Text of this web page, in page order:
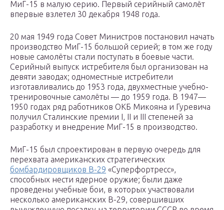
МиГ-15 в малую серию. Первый серийный самолёт
впервые взлетел 30 декабря 1948 года.
20 мая 1949 года Совет Министров постановил начать
производство МиГ-15 большой серией; в том же году
новые самолёты стали поступать в боевые части.
Серийный выпуск истребителя был организован на
девяти заводах; одноместные истребители
изготавливались до 1953 года, двухместные учебно-
тренировочные самолёты — до 1959 года. В 1947—
1950 годах ряд работников ОКБ Микояна и Гуревича
получил Сталинские премии I, II и III степеней за
разработку и внедрение МиГ-15 в производство.
МиГ-15 был спроектирован в первую очередь для
перехвата американских стратегических
бомбардировщиков B-29 «Суперфортресс»,
способных нести ядерное оружие; были даже
проведены учебные бои, в которых участвовали
несколько американских B-29, совершивших